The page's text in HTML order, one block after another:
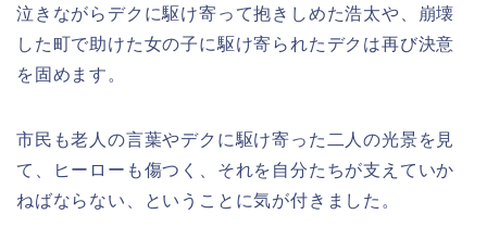
泣きながらデクに駆け寄って抱きしめた浩太や、崩壊
した町で助けた女の子に駆け寄られたデクは再び決意
を固めます。
市民も老人の言葉やデクに駆け寄った二人の光景を見
て、ヒーローも傷つく、それを自分たちが支えていか
ねばならない、ということに気が付きました。